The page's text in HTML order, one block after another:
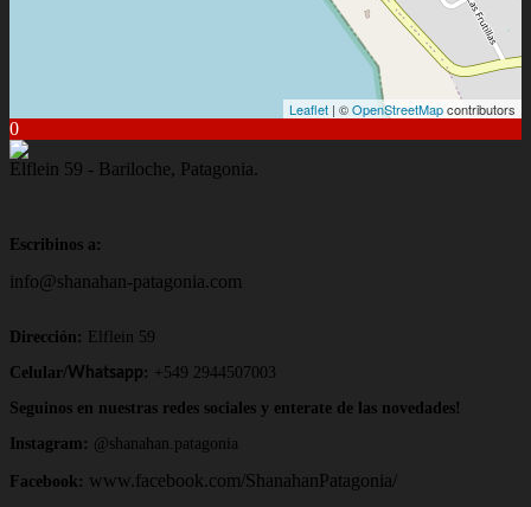
Leaflet | ©OpenStreetMapcontributors
0
Elflein 59 - Bariloche, Patagonia.
Escribinos a:
info@shanahan-patagonia.com
Dirección:
Elflein 59
Celular/Whatsapp : +549 2944507003
Seguinos en nuestras redes sociales y enterate de las novedades!
Instagram: @shanahan.patagonia
Facebook: www.facebook.com/ShanahanPatagonia/